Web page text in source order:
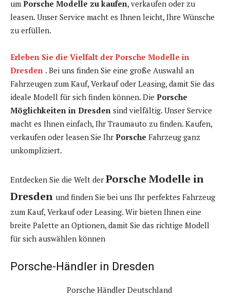
um Porsche Modelle zu kaufen, verkaufen oder zu
leasen. Unser Service macht es Ihnen leicht, Ihre Wünsche
zu erfüllen.
Erleben Sie die Vielfalt der Porsche Modelle in
Dresden . Bei uns finden Sie eine große Auswahl an
Fahrzeugen zum Kauf, Verkauf oder Leasing, damit Sie das
ideale Modell für sich finden können. Die Porsche
Möglichkeiten in Dresden sind vielfältig. Unser Service
macht es Ihnen einfach, Ihr Traumauto zu finden. Kaufen,
verkaufen oder leasen Sie Ihr Porsche Fahrzeug ganz
unkompliziert.
Entdecken Sie die Welt der Porsche Modelle in
Dresden und finden Sie bei uns Ihr perfektes Fahrzeug
zum Kauf, Verkauf oder Leasing. Wir bieten Ihnen eine
breite Palette an Optionen, damit Sie das richtige Modell
für sich auswählen können
Porsche-Händler in Dresden